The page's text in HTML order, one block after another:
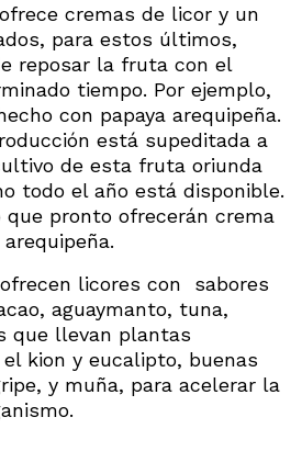
ofrece cremas de licor y un
para estos últimos,
reposar la fruta con el
tiempo. Por ejemplo,
con papaya arequipeña.
está supeditada a
de esta fruta oriunda
todo el año está disponible.
que pronto ofrecerán crema
licores con sabores
aguaymanto, tuna,
que llevan plantas
kion y eucalipto, buenas
y muña, para acelerar la